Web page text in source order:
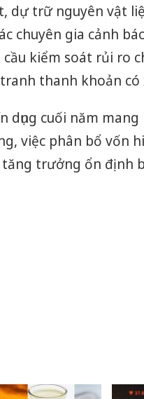
dự trữ nguyên vật
chuyên gia cảnh
kiểm soát rủi ro
thanh khoản
cuối năm
việc phân bổ vốn
trưởng ổn định